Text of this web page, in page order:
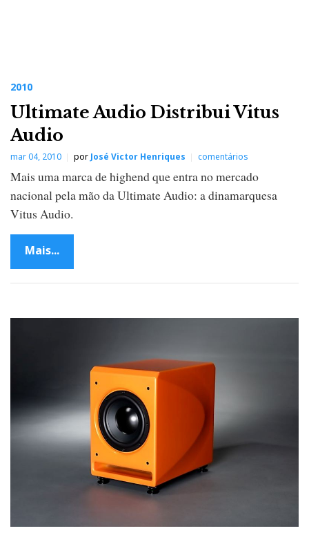
2010
Ultimate Audio Distribui Vitus
Audio
mar 04, 2010 por José Victor Henriques comentários
Mais uma marca de highend que entra no mercado
nacional pela mão da Ultimate Audio: a dinamarquesa
Vitus Audio.
Mais...